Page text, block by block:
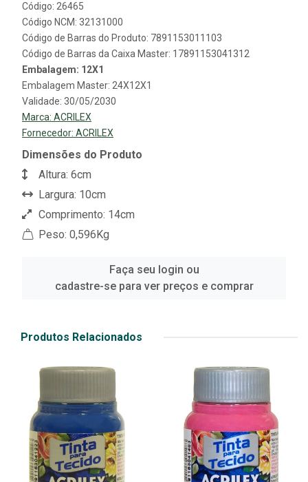
Código: 26465
Código NCM: 32131000
Código de Barras do Produto: 7891153011103
Código de Barras da Caixa Master: 17891153041312
Embalagem: 12X1
Embalagem Master: 24X12X1
Validade: 30/05/2030
Marca: ACRILEX
Fornecedor: ACRILEX
Dimensões do Produto
Altura: 6cm
Largura: 10cm
Comprimento: 14cm
Peso: 0,596Kg
Faça seu login ou
cadastre-se para ver preços e comprar
Produtos Relacionados